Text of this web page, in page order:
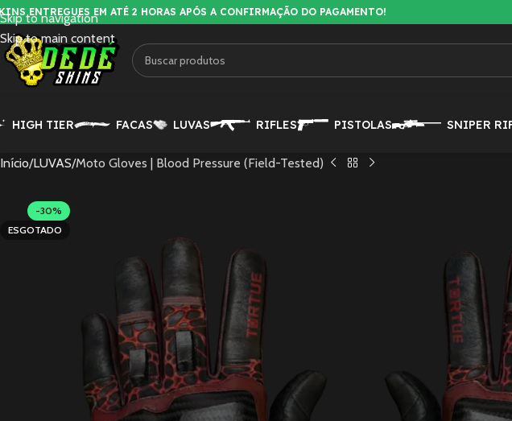
Skip to navigation
Skip to main content
ENTREGUES EM ATÉ 2 HORAS APÓS A CONFIRMAÇÃO DO PAGAMENTO!
HIGH TIER FACAS LUVAS RIFLES PISTOLAS SNIPER
Início LUVAS Moto Gloves | Blood Pressure (Field-Tested)
-30%
ESGOTADO